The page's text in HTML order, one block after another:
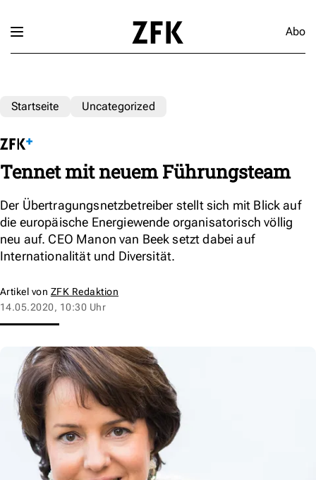
Abo
Startseite Uncategorized
Tennet mit neuem Führungsteam
Der Übertragungsnetzbetreiber stellt sich mit Blick auf
die europäische Energiewende organisatorisch völlig
neu auf. CEO Manon van Beek setzt dabei auf
Internationalität und Diversität.
Artikel von ZFK Redaktion
14.05.2020, 10:30 Uhr